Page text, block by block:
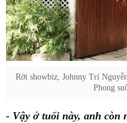
Rời showbiz, Johnny Trí
Phong
- Vậy ở tuổi này, anh còn